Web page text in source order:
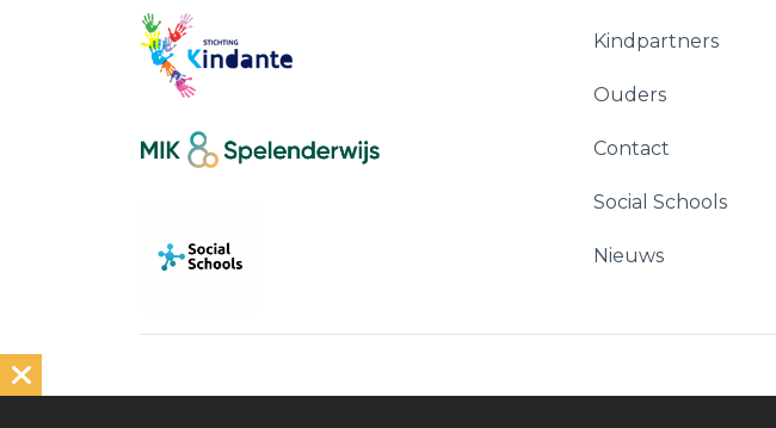
Kindpartners
Ouders
Contact
Social Schools
Nieuws